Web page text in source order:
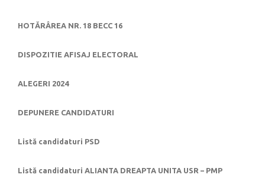
HOTĂRÂREA NR. 18 BECC 16
DISPOZITIE AFISAJ ELECTORAL
ALEGERI 2024
DEPUNERE CANDIDATURI
Listă candidaturi PSD
Listă candidaturi ALIANTA DREAPTA UNITA USR – PMP